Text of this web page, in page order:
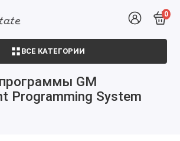
0
ВСЕ КАТЕГОРИИ
GM
Programming System